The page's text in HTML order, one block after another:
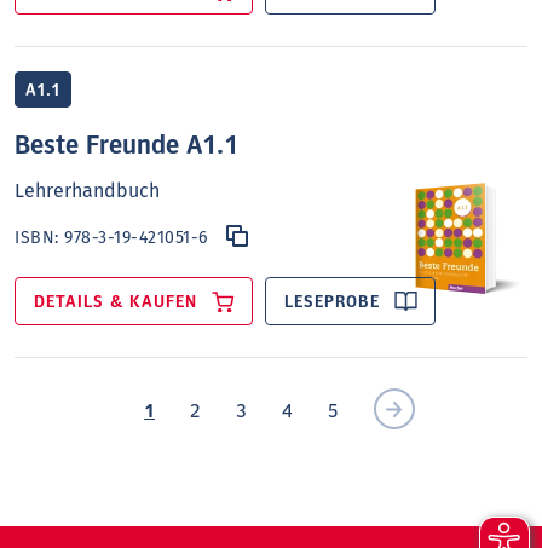
A1.1
Beste Freunde A1.1
Lehrerhandbuch
ISBN:978-3-19-421051-6
DETAILS & KAUFEN LESEPROBE
1 2 3 4 5